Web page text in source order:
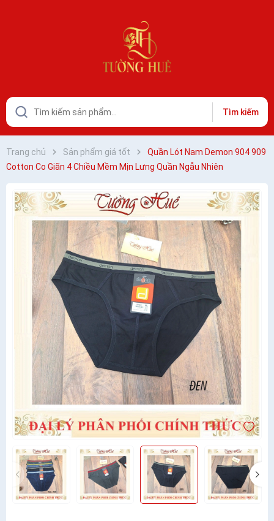
Tìm kiếm
Trang chủ Sản phẩm giá tốt
Quần Lót Nam Demon 904 909
Cotton Co Giãn 4 Chiều Mềm Mịn Lưng Quần Ngẫu Nhiên